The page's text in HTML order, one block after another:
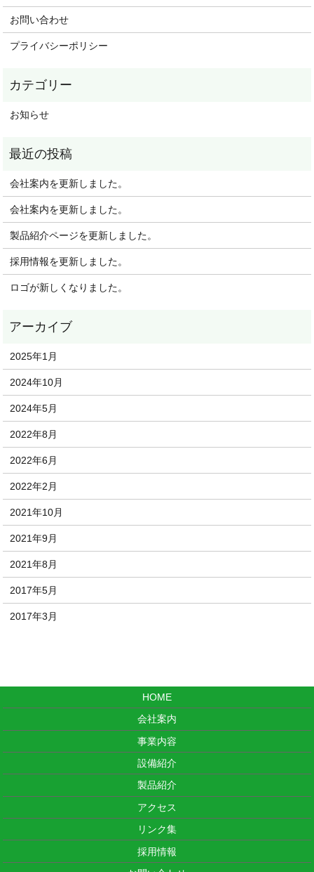
お問い合わせ
プライバシーポリシー
お知らせ
会社案内を更新しました。
会社案内を更新しました。
製品紹介ページを更新しました。
採用情報を更新しました。
ロゴが新しくなりました。
2025年1月
2024年10月
2024年5月
2022年8月
2022年6月
2022年2月
2021年10月
2021年9月
2021年8月
2017年5月
2017年3月
HOME
会社案内
事業内容
設備紹介
製品紹介
アクセス
リンク集
採用情報